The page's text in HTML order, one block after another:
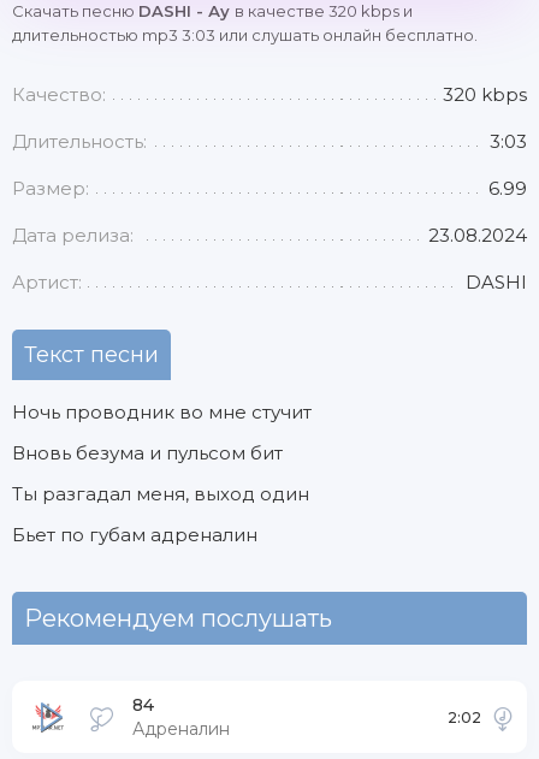
Скачать песню DASHI - Ау в качестве 320 kbps и
длительностью mp3 3:03 или слушать онлайн бесплатно.
Качество: 320 kbps
Длительность: 3:03
Размер: 6.99
Дата релиза: 23.08.2024
Артист: DASHI
Текст песни
Ночь проводник во мне стучит
Вновь безума и пульсом бит
Ты разгадал меня, выход один
Бьет по губам адреналин
Рекомендуем послушать
84
Адреналин
2:02